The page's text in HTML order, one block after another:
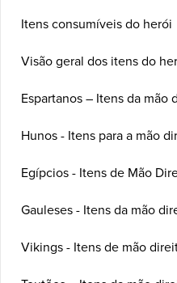
Itens consumíveis do herói
Visão geral dos itens do
Espartanos – Itens da mão
Hunos - Itens para a mão
Egípcios - Itens de Mão
Gauleses - Itens da mão
Vikings - Itens de mão